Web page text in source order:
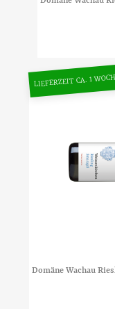
Domäne Wachau
LIEFERZEIT CA. 1